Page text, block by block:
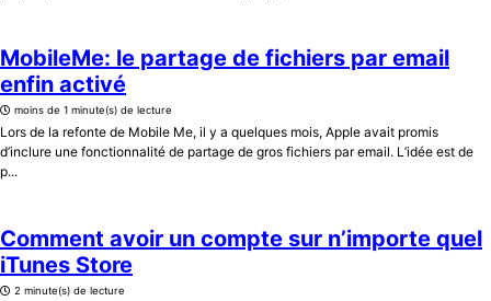
MobileMe: le partage de fichiers par email
enfin activé
moins de 1 minute(s) de lecture
Lors de la refonte de Mobile Me, il y a quelques mois, Apple avait promis
d’inclure une fonctionnalité de partage de gros fichiers par email. L’idée est de
p...
Comment avoir un compte sur n’importe quel
iTunes Store
2 minute(s) de lecture